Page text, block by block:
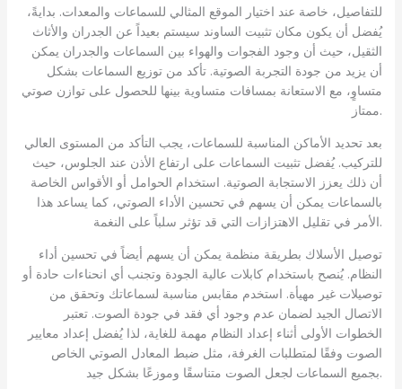
للتفاصيل، خاصة عند اختيار الموقع المثالي للسماعات والمعدات. بدايةً،
يُفضل أن يكون مكان تثبيت الساوند سيستم بعيداً عن الجدران والأثاث
الثقيل، حيث أن وجود الفجوات والهواء بين السماعات والجدران يمكن
أن يزيد من جودة التجربة الصوتية. تأكد من توزيع السماعات بشكل
متساوٍ، مع الاستعانة بمسافات متساوية بينها للحصول على توازن صوتي
ممتاز.
بعد تحديد الأماكن المناسبة للسماعات، يجب التأكد من المستوى العالي
للتركيب. يُفضل تثبيت السماعات على ارتفاع الأذن عند الجلوس، حيث
أن ذلك يعزز الاستجابة الصوتية. استخدام الحوامل أو الأقواس الخاصة
بالسماعات يمكن أن يسهم في تحسين الأداء الصوتي، كما يساعد هذا
الأمر في تقليل الاهتزازات التي قد تؤثر سلباً على النغمة.
توصيل الأسلاك بطريقة منظمة يمكن أن يسهم أيضاً في تحسين أداء
النظام. يُنصح باستخدام كابلات عالية الجودة وتجنب أي انحناءات حادة أو
توصيلات غير مهيأة. استخدم مقابس مناسبة لسماعاتك وتحقق من
الاتصال الجيد لضمان عدم وجود أي فقد في جودة الصوت. تعتبر
الخطوات الأولى أثناء إعداد النظام مهمة للغاية، لذا يُفضل إعداد معايير
الصوت وفقًا لمتطلبات الغرفة، مثل ضبط المعادل الصوتي الخاص
بجميع السماعات لجعل الصوت متناسقًا وموزعًا بشكل جيد.